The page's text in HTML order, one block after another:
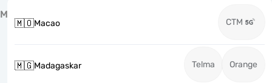
M
🇲🇴Macao CTM
🇲🇬Madagaskar Telma Orange